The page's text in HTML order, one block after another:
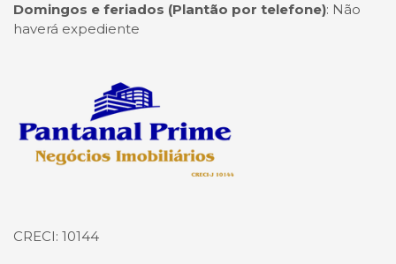
Domingos e feriados (Plantão por telefone): Não
haverá expediente
Página inicial
CRECI: 10144